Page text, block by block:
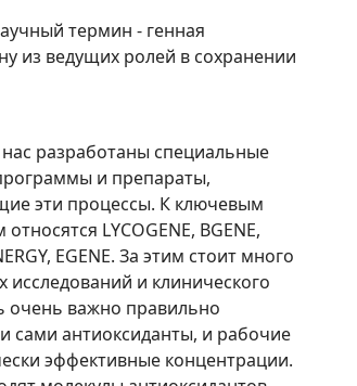
термин - генная
из ведущих ролей в сохранении
нас разработаны специальные
и препараты,
эти процессы. К ключевым
LYCOGENE, BGENE,
EGENE. За этим стоит много
исследований и клинического
очень важно правильно
сами антиоксиданты, и рабочие
эффективные концентрации.